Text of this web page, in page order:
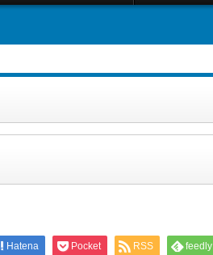
Hatena Pocket RSS feedly